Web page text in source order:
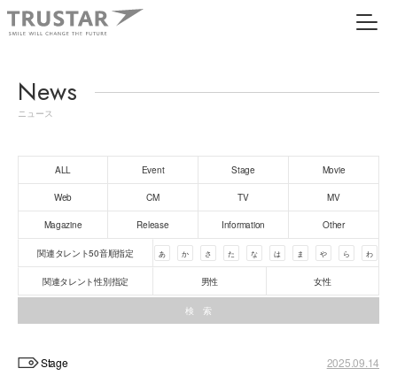
News
ニュース
ALL Event Stage Movie
Web CM TV MV
Magazine Release Information Other
関連タレント50音順指定 あ か さ た な は ま や ら わ
関連タレント性別指定 男性 女性
Stage 2025.09.14